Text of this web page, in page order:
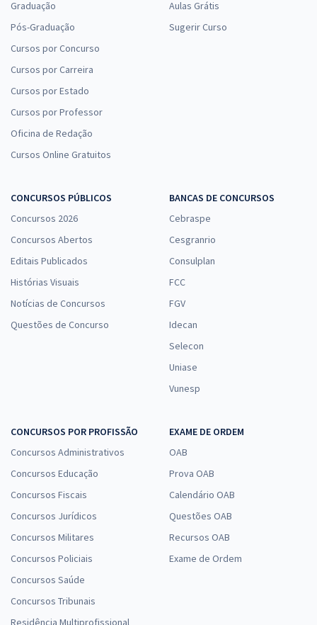
Graduação
Pós-Graduação
Cursos por Concurso
Cursos por Carreira
Cursos por Estado
Cursos por Professor
Oficina de Redação
Cursos Online Gratuitos
Aulas Grátis
Sugerir Curso
CONCURSOS PÚBLICOS
Concursos 2026
Concursos Abertos
Editais Publicados
Histórias Visuais
Notícias de Concursos
Questões de Concurso
BANCAS DE CONCURSOS
Cebraspe
Cesgranrio
Consulplan
FCC
FGV
Idecan
Selecon
Uniase
Vunesp
CONCURSOS POR PROFISSÃO
Concursos Administrativos
Concursos Educação
Concursos Fiscais
Concursos Jurídicos
Concursos Militares
Concursos Policiais
Concursos Saúde
Concursos Tribunais
Residência Multiprofissional
EXAME DE ORDEM
OAB
Prova OAB
Calendário OAB
Questões OAB
Recursos OAB
Exame de Ordem